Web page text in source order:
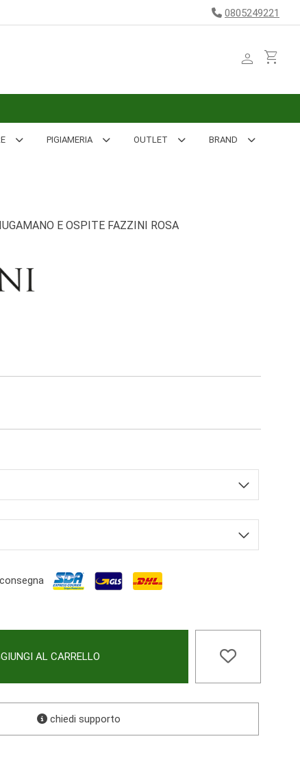
0805249221
person shopping_cart
PIGIAMERIA OUTLET BRAND
E OSPITE FAZZINI ROSA
AL CARRELLO
chiedi supporto